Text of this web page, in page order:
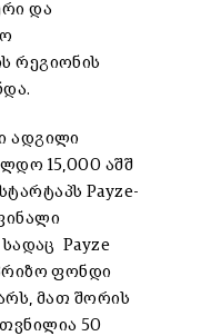
და
რეგიონის
ადგილი
15,000 აშშ
Payze-
Payze
ფონდი
მათ შორის
50